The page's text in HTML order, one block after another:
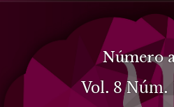
Número
Vol. 8 Núm.